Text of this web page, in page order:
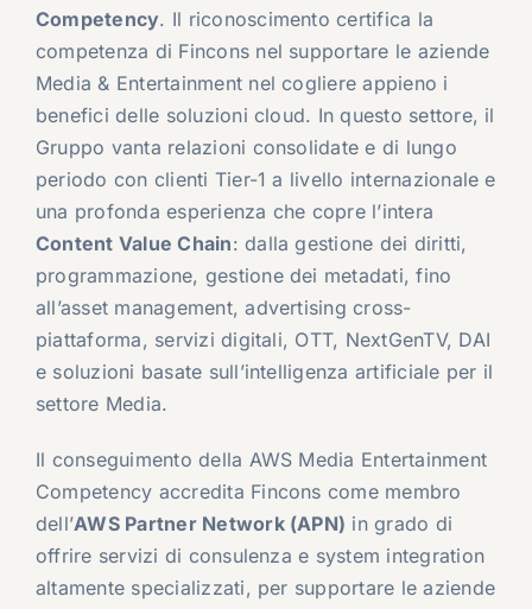
Competency. Il riconoscimento certifica la
competenza di Fincons nel supportare le aziende
Media & Entertainment nel cogliere appieno i
benefici delle soluzioni cloud. In questo settore, il
Gruppo vanta relazioni consolidate e di lungo
periodo con clienti Tier-1 a livello internazionale e
una profonda esperienza che copre l’intera
Content Value Chain: dalla gestione dei diritti,
programmazione, gestione dei metadati, fino
all’asset management, advertising cross-
piattaforma, servizi digitali, OTT, NextGenTV, DAI
e soluzioni basate sull’intelligenza artificiale per il
settore Media.
Il conseguimento della AWS Media Entertainment
Competency accredita Fincons come membro
dell’AWS Partner Network (APN) in grado di
offrire servizi di consulenza e system integration
altamente specializzati, per supportare le aziende